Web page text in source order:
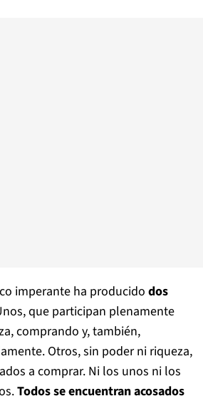
imperante ha producido dos
que participan plenamente
comprando y, también,
Otros, sin poder ni riqueza,
a comprar. Ni los unos ni los
Todos se encuentran acosados